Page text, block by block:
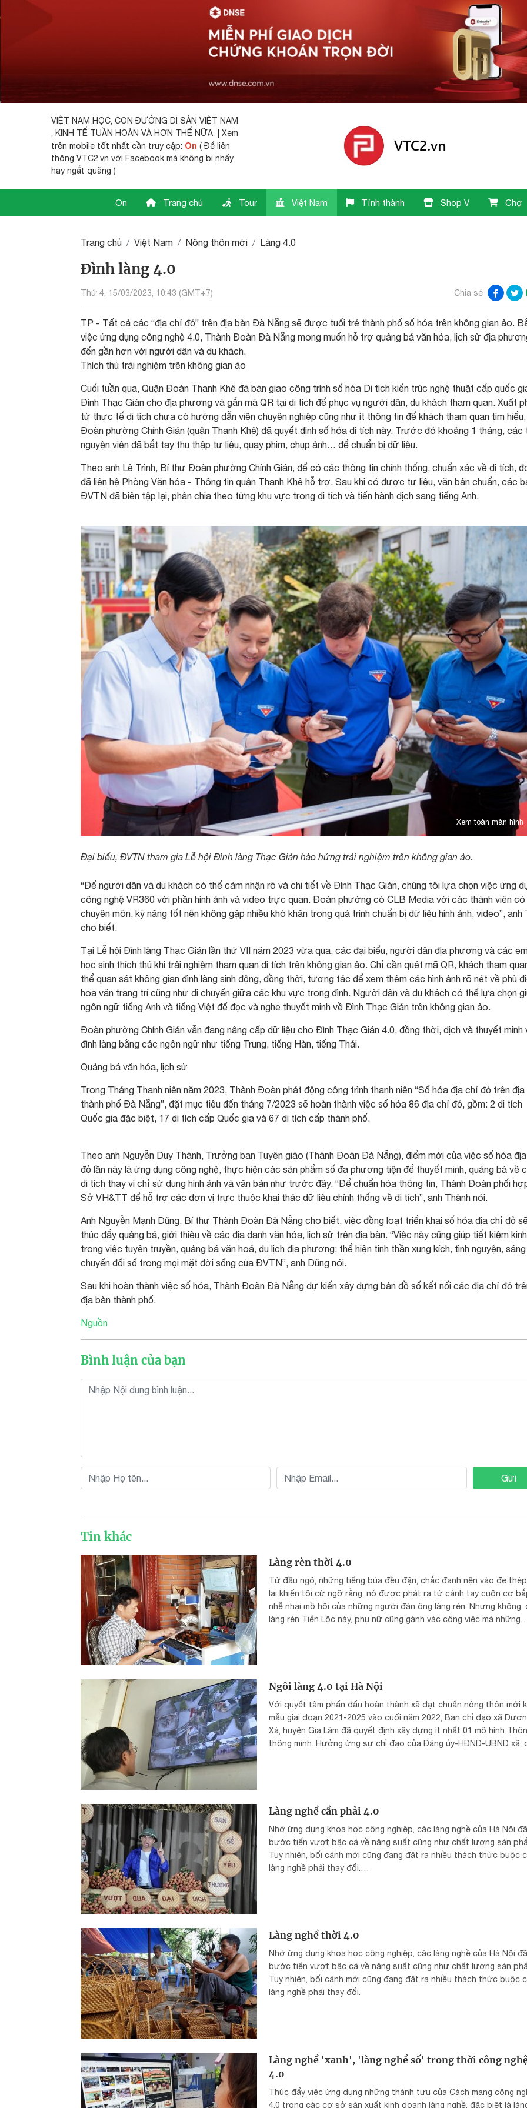
VIỆT NAM HỌC, CON ĐƯỜNG DI SẢN VIỆT NAM
, KINH TẾ TUẦN HOÀN VÀ HƠN THẾ NỮA | Xem
trên mobile tốt nhất cần truy cập: On ( Để liên
thông VTC2.vn với Facebook mà không bị nhẩy
hay ngắt quãng )
On Trang chủ Tour Việt Nam Tỉnh thành Shop V Chợ
Trang chủ Việt Nam Nông thôn mới Làng 4.0
Đình làng 4.0
Thứ 4, 15/03/2023, 10:43 (GMT+7) Chia sẻ
TP - Tất cả các “địa chỉ đỏ” trên địa bàn Đà Nẵng sẽ được tuổi trẻ thành phố số hóa trên không gian ảo.
việc ứng dụng công nghệ 4.0, Thành Đoàn Đà Nẵng mong muốn hỗ trợ quảng bá văn hóa, lịch sử địa
đến gần hơn với người dân và du khách.
Thích thú trải nghiệm trên không gian ảo
Cuối tuần qua, Quận Đoàn Thanh Khê đã bàn giao công trình số hóa Di tích kiến trúc nghệ thuật cấp quốc
Đình Thạc Gián cho địa phương và gắn mã QR tại di tích để phục vụ người dân, du khách tham quan. Xuất
từ thực tế di tích chưa có hướng dẫn viên chuyên nghiệp cũng như ít thông tin để khách tham quan tìm hiểu,
Đoàn phường Chính Gián (quận Thanh Khê) đã quyết định số hóa di tích này. Trước đó khoảng 1 tháng, các
nguyện viên đã bắt tay thu thập tư liệu, quay phim, chụp ảnh… để chuẩn bị dữ liệu.
Theo anh Lê Trình, Bí thư Đoàn phường Chính Gián, để có các thông tin chính thống, chuẩn xác về di tích,
đã liên hệ Phòng Văn hóa - Thông tin quận Thanh Khê hỗ trợ. Sau khi có được tư liệu, văn bản chuẩn, các
ĐVTN đã biên tập lại, phân chia theo từng khu vực trong di tích và tiến hành dịch sang tiếng Anh.
Xem toàn màn hình
Đại biểu, ĐVTN tham gia Lễ hội Đình làng Thạc Gián hào hứng trải nghiệm trên không gian ảo.
“Để người dân và du khách có thể cảm nhận rõ và chi tiết về Đình Thạc Gián, chúng tôi lựa chọn việc ứng
công nghệ VR360 với phần hình ảnh và video trực quan. Đoàn phường có CLB Media với các thành viên có
chuyên môn, kỹ năng tốt nên không gặp nhiều khó khăn trong quá trình chuẩn bị dữ liệu hình ảnh, video”, anh
cho biết.
Tại Lễ hội Đình làng Thạc Gián lần thứ VII năm 2023 vừa qua, các đại biểu, người dân địa phương và các
học sinh thích thú khi trải nghiệm tham quan di tích trên không gian ảo. Chỉ cần quét mã QR, khách tham
thể quan sát không gian đình làng sinh động, đồng thời, tương tác để xem thêm các hình ảnh rõ nét về phù
hoa văn trang trí cũng như di chuyển giữa các khu vực trong đình. Người dân và du khách có thể lựa chọn
ngôn ngữ tiếng Anh và tiếng Việt để đọc và nghe thuyết minh về Đình Thạc Gián trên không gian ảo.
Đoàn phường Chính Gián vẫn đang nâng cấp dữ liệu cho Đình Thạc Gián 4.0, đồng thời, dịch và thuyết minh
đình làng bằng các ngôn ngữ như tiếng Trung, tiếng Hàn, tiếng Thái.
Quảng bá văn hóa, lịch sử
Trong Tháng Thanh niên năm 2023, Thành Đoàn phát động công trình thanh niên “Số hóa địa chỉ đỏ trên địa
thành phố Đà Nẵng”, đặt mục tiêu đến tháng 7/2023 sẽ hoàn thành việc số hóa 86 địa chỉ đỏ, gồm: 2 di tích
Quốc gia đặc biệt, 17 di tích cấp Quốc gia và 67 di tích cấp thành phố.
Theo anh Nguyễn Duy Thành, Trưởng ban Tuyên giáo (Thành Đoàn Đà Nẵng), điểm mới của việc số hóa
đỏ lần này là ứng dụng công nghệ, thực hiện các sản phẩm số đa phương tiện để thuyết minh, quảng bá về
di tích thay vì chỉ sử dụng hình ảnh và văn bản như trước đây. “Để chuẩn hóa thông tin, Thành Đoàn phối
Sở VH&TT để hỗ trợ các đơn vị trực thuộc khai thác dữ liệu chính thống về di tích”, anh Thành nói.
Anh Nguyễn Mạnh Dũng, Bí thư Thành Đoàn Đà Nẵng cho biết, việc đồng loạt triển khai số hóa địa chỉ đỏ
thúc đẩy quảng bá, giới thiệu về các địa danh văn hóa, lịch sử trên địa bàn. “Việc này cũng giúp tiết kiệm
trong việc tuyên truyền, quảng bá văn hoá, du lịch địa phương; thể hiện tinh thần xung kích, tình nguyện,
chuyển đổi số trong mọi mặt đời sống của ĐVTN”, anh Dũng nói.
Sau khi hoàn thành việc số hóa, Thành Đoàn Đà Nẵng dự kiến xây dựng bản đồ số kết nối các địa chỉ đỏ
địa bàn thành phố.
Nguồn
Bình luận của bạn
Gửi
Tin khác
Làng rèn thời 4.0
Từ đầu ngõ, những tiếng búa đều đặn, chắc đanh nện vào đe
lại khiến tôi cứ ngỡ rằng, nó được phát ra từ cánh tay cuộn cơ
nhễ nhại mồ hôi của những người đàn ông làng rèn. Nhưng không,
làng rèn Tiến Lộc này, phụ nữ cũng gánh vác công việc mà những
Ngôi làng 4.0 tại Hà Nội
Với quyết tâm phấn đấu hoàn thành xã đạt chuẩn nông thôn mới
mẫu giai đoạn 2021-2025 vào cuối năm 2022, Ban chỉ đạo xã
Xá, huyện Gia Lâm đã quyết định xây dựng ít nhất 01 mô hình Thôn
thông minh. Hưởng ứng sự chỉ đạo của Đảng ủy-HĐND-UBND xã,
quê khác nhưng đã có sự thay da đổi thịt khi ứng dụng công
Làng nghề cần phải 4.0
Nhờ ứng dụng khoa học công nghiệp, các làng nghề của Hà Nội
bước tiến vượt bậc cả về năng suất cũng như chất lượng sản
Tuy nhiên, bối cảnh mới cũng đang đặt ra nhiều thách thức buộc
làng nghề phải thay đổi.
Làng nghề thời 4.0
Nhờ ứng dụng khoa học công nghiệp, các làng nghề của Hà Nội
bước tiến vượt bậc cả về năng suất cũng như chất lượng sản
Tuy nhiên, bối cảnh mới cũng đang đặt ra nhiều thách thức buộc
làng nghề phải thay đổi.
Làng nghề 'xanh', 'làng nghề số' trong thời công
4.0
Thúc đẩy việc ứng dụng những thành tựu của Cách mạng công
4.0 trong các cơ sở sản xuất kinh doanh làng nghề, đặc biệt là